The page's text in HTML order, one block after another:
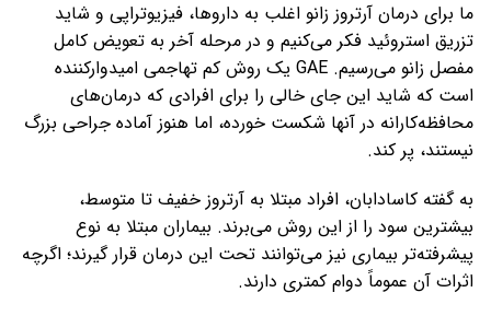
ما برای درمان آرتروز زانو اغلب به داروها، فیزیوتراپی و شاید
تزریق استروئید فکر می‌کنیم و در مرحله آخر به تعویض کامل
مفصل زانو می‌رسیم. GAE یک روش کم تهاجمی امیدوارکننده
است که شاید این جای خالی را برای افرادی که درمان‌های
محافظه‌کارانه در آنها شکست خورده، اما هنوز آماده جراحی بزرگ
نیستند، پر کند.
به گفته کاسادابان، افراد مبتلا به آرتروز خفیف تا متوسط،
بیشترین سود را از این روش می‌برند. بیماران مبتلا به نوع
پیشرفته‌تر بیماری نیز می‌توانند تحت این درمان قرار گیرند؛ اگرچه
اثرات آن عموماً دوام کمتری دارند.